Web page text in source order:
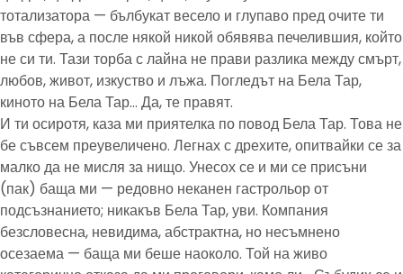
тотализатора — бълбукат весело и глупаво пред очите ти
във сфера, а после някой никой обявява печелившия, който
не си ти. Тази торба с лайна не прави разлика между смърт,
любов, живот, изкуство и лъжа. Погледът на Бела Тар,
киното на Бела Тар… Да, те правят.
И ти осиротя, каза ми приятелка по повод Бела Тар. Това не
бе съвсем преувеличено. Легнах с дрехите, опитвайки се за
малко да не мисля за нищо. Унесох се и ми се присъни
(пак) баща ми — редовно неканен гастрольор от
подсъзнанието; никакъв Бела Тар, уви. Компания
безсловесна, невидима, абстрактна, но несъмнено
осезаема — баща ми беше наоколо. Той на живо